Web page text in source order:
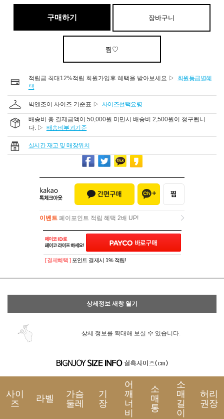
구매하기 장바구니
찜♡
적립금 최대12%적립 회원가입후 혜택을 받아보세요 ▷
회원등급별혜
택
빅앤조이 사이즈 기준표 ▷ 사이즈선택요령
배송비 총 결제금액이 50,000원 미만시 배송비 2,500원이 청구됩니
다. ▷ 배송비부과기준
실시간 재고 및 매장위치
이벤트 페이포인트 적립 혜택 2배 UP!
이벤트페이포인트 적립 혜택 2배 UP!
[ 결제혜택 ] 포인트 결제시 1% 적립!
상세정보 새창 열기
상세 정보를 확대해 보실 수 있습니다.
사이
즈
라벨
가슴
둘레
기
장
어
깨
너
비
소
매
통
소
매
길
이
허리
권장